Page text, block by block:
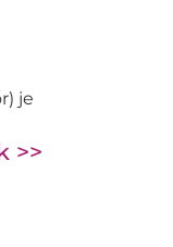
je
>>